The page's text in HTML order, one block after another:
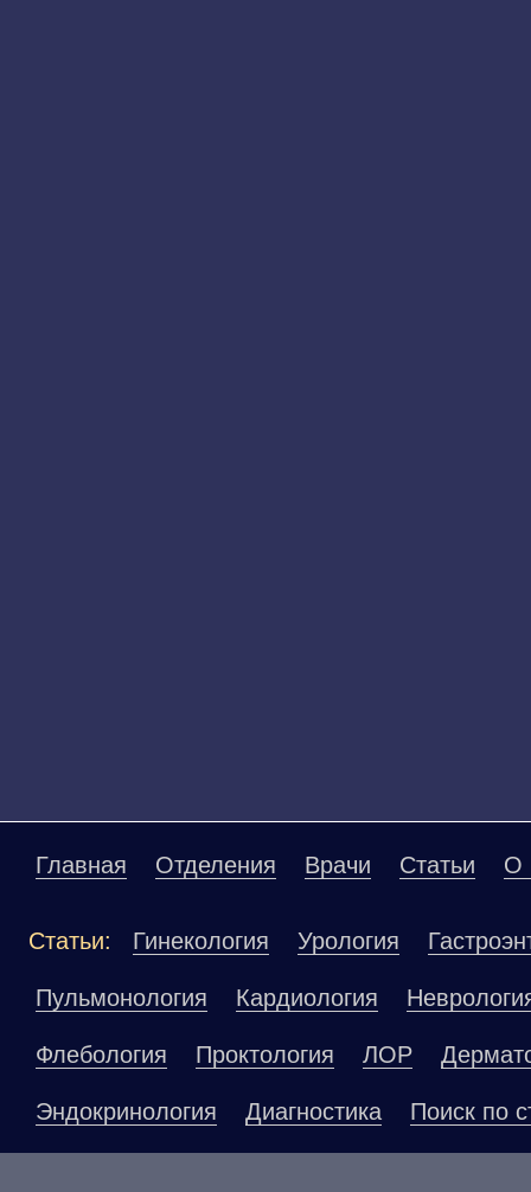
Главная Отделения Врачи Статьи О
Статьи: Гинекология Урология
Пульмонология Кардиология
Флебология Проктология ЛОР
Эндокринология Диагностика Поиск по